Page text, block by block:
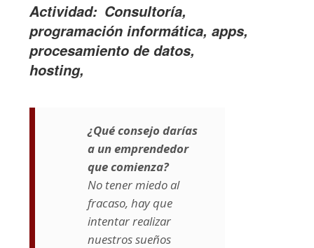
Actividad
Consultoría,
programación informática, apps,
procesamiento de datos,
hosting,
¿Qué consejo darías
a un emprendedor
que comienza?
No tener miedo al
fracaso, hay que
intentar realizar
nuestros sueños